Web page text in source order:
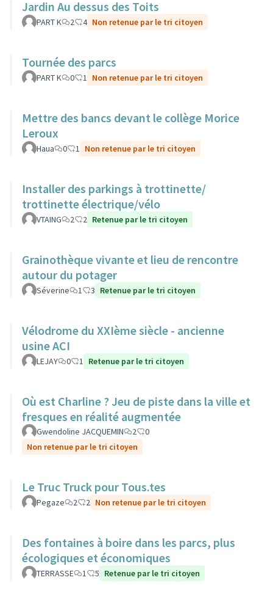
Jardin Au dessus des Toits
PART K 2 4 Non retenue par le tri citoyen
Tournée des parcs
PART K 0 1 Non retenue par le tri citoyen
Mettre des bancs devant le collège Morice
Leroux
Haua 0 1 Non retenue par le tri citoyen
Installer des parkings à trottinette/
trottinette électrique/vélo
VTAING 2 2 Retenue par le tri citoyen
Grainothèque vivante et lieu de rencontre
autour du potager
Séverine 1 3 Retenue par le tri citoyen
Vélodrome du XXIème siècle - ancienne
usine ACI
LEJAY 0 1 Retenue par le tri citoyen
Où est Charline ? Jeu de piste dans la ville et
fresques en réalité augmentée
Gwendoline JACQUEMIN 2
0
Non retenue par le tri citoyen
Le Truc Truck pour Tous.tes
Pegaze 2 2 Non retenue par le tri citoyen
Des fontaines à boire dans les parcs, plus
écologiques et économiques
TERRASSE 1 5 Retenue par le tri citoyen